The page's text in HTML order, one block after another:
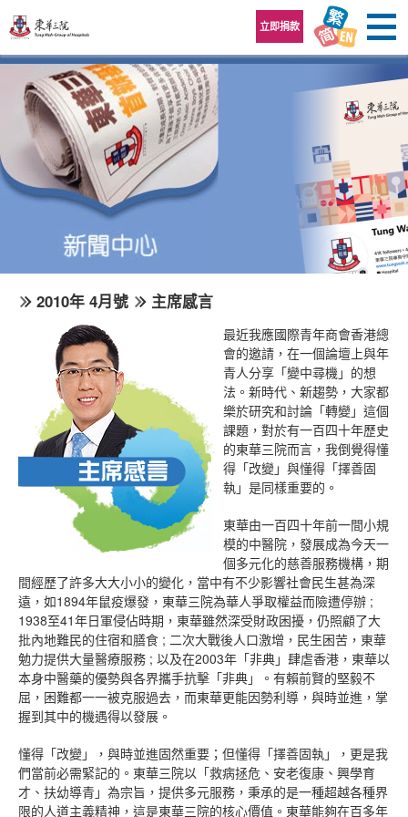
立即捐款
2010年 4月號 主席感言
最近我應國際青年商會香港總
會的邀請，在一個論壇上與年
青人分享「變中尋機」的想
法。新時代、新趨勢，大家都
樂於研究和討論「轉變」這個
課題，對於有一百四十年歷史
的東華三院而言，我倒覺得懂
得「改變」與懂得「擇善固
執」是同樣重要的。
東華由一百四十年前一間小規
模的中醫院，發展成為今天一
個多元化的慈善服務機構，期
間經歷了許多大大小小的變化，當中有不少影響社會民生甚為深
遠，如1894年鼠疫爆發，東華三院為華人爭取權益而險遭停辦 ;
1938至41年日軍侵佔時期，東華雖然深受財政困擾，仍照顧了大
批內地難民的住宿和膳食 ; 二次大戰後人口激增，民生困苦，東華
勉力提供大量醫療服務 ; 以及在2003年「非典」肆虐香港，東華以
本身中醫藥的優勢與各界攜手抗擊「非典」。有賴前賢的堅毅不
屈，困難都一一被克服過去，而東華更能因勢利導，與時並進，掌
握到其中的機遇得以發展。
懂得「改變」，與時並進固然重要；但懂得「擇善固執」，更是我
們當前必需緊記的。東華三院以「救病拯危、安老復康、興學育
才、扶幼導青」為宗旨，提供多元服務，秉承的是一種超越各種界
限的人道主義精神，這是東華三院的核心價值。東華能夠在百多年